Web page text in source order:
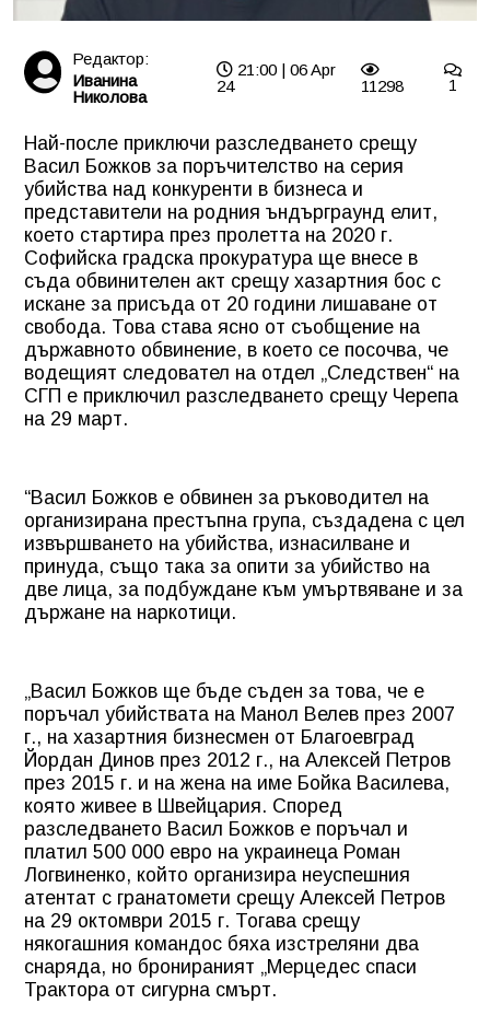
Редактор:
Иванина
Николова
21:00 | 06 Apr
24
11298 1
Най-после приключи разследването срещу
Васил Божков за поръчителство на серия
убийства над конкуренти в бизнеса и
представители на родния ъндърграунд елит,
което стартира през пролетта на 2020 г.
Софийска градска прокуратура ще внесе в
съда обвинителен акт срещу хазартния бос с
искане за присъда от 20 години лишаване от
свобода. Това става ясно от съобщение на
държавното обвинение, в което се посочва, че
водещият следовател на отдел „Следствен“ на
СГП е приключил разследването срещу Черепа
на 29 март.
“Васил Божков е обвинен за ръководител на
организирана престъпна група, създадена с цел
извършването на убийства, изнасилване и
принуда, също така за опити за убийство на
две лица, за подбуждане към умъртвяване и за
държане на наркотици.
„Васил Божков ще бъде съден за това, че е
поръчал убийствата на Манол Велев през 2007
г., на хазартния бизнесмен от Благоевград
Йордан Динов през 2012 г., на Алексей Петров
през 2015 г. и на жена на име Бойка Василева,
която живее в Швейцария. Според
разследването Васил Божков е поръчал и
платил 500 000 евро на украинеца Роман
Логвиненко, който организира неуспешния
атентат с гранатомети срещу Алексей Петров
на 29 октомври 2015 г. Тогава срещу
някогашния командос бяха изстреляни два
снаряда, но бронираният „Мерцедес спаси
Трактора от сигурна смърт.